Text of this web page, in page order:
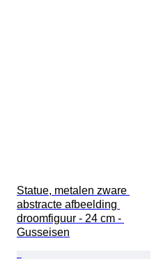
Statue, metalen zware
abstracte afbeelding
droomfiguur - 24 cm -
Gusseisen